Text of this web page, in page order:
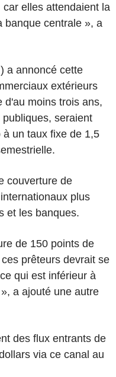
elles attendaient la
banque centrale », a
a annoncé cette
extérieurs
d'au moins trois ans,
seraient
un taux fixe de 1,5
couverture de
plus
et les banques.
de 150 points de
prêteurs devrait se
qui est inférieur à
a ajouté une autre
des flux entrants de
via ce canal au